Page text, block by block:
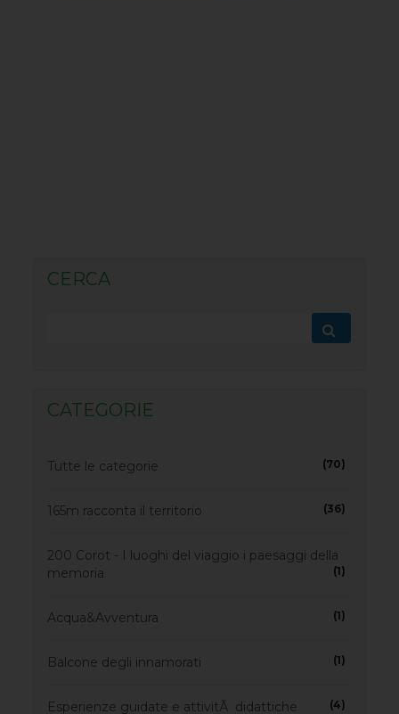
CERCA
CATEGORIE
Tutte le categorie (70)
165m racconta il territorio (36)
200 Corot - I luoghi del viaggio i paesaggi della
memoria
(1)
Acqua&Avventura (1)
Balcone degli innamorati (1)
Esperienze guidate e attivitÃ didattiche (4)